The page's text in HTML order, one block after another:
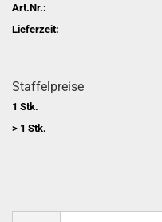
Art.Nr.:
Lieferzeit:
Staffelpreise
1 Stk.
> 1 Stk.